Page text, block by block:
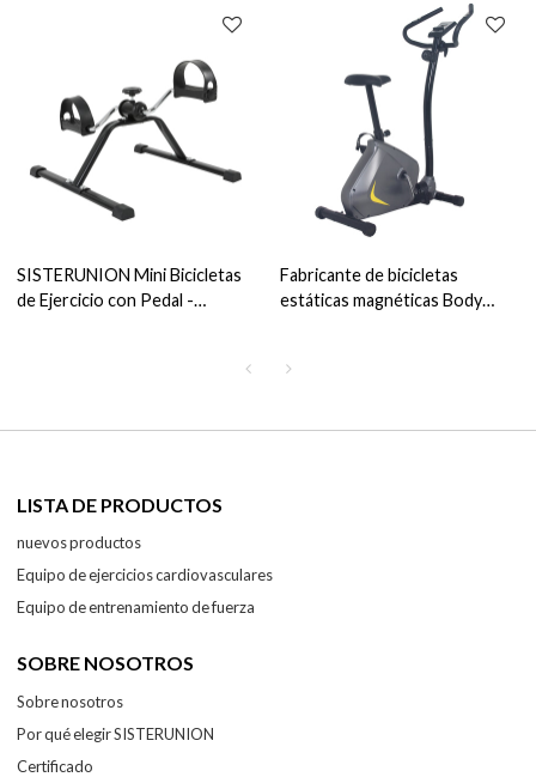
SISTERUNION Mini Bicicletas
de Ejercicio con Pedal -
Fabricante de bicicletas
estáticas magnéticas Body
LISTA DE PRODUCTOS
nuevos productos
Equipo de ejercicios cardiovasculares
Equipo de entrenamiento de fuerza
SOBRE NOSOTROS
Sobre nosotros
Por qué elegir SISTERUNION
Certificado